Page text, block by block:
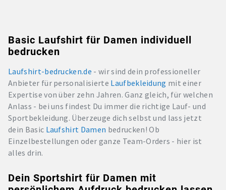
Basic Laufshirt für Damen individuell
bedrucken
Laufshirt-bedrucken.de - wir sind dein professioneller
Anbieter für personalisierte Laufbekleidung mit einer
Expertise von über zehn Jahren. Ganz gleich, für welchen
Anlass - bei uns findest Du immer die richtige Lauf- und
Sportbekleidung. Überzeuge dich selbst und lass jetzt
dein Basic Laufshirt Damen bedrucken! Ob
Einzelbestellungen oder ganze Team-Orders - hier ist
alles drin.
Dein Sportshirt für Damen mit